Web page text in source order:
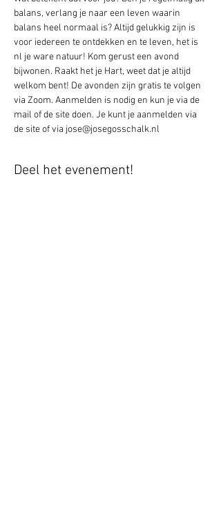
balans, verlang je naar een leven waarin
balans heel normaal is? Altijd gelukkig zijn is
voor iedereen te ontdekken en te leven, het is
nl je ware natuur! Kom gerust een avond
bijwonen. Raakt het je Hart, weet dat je altijd
welkom bent! De avonden zijn gratis te volgen
via Zoom. Aanmelden is nodig en kun je via de
mail of de site doen. Je kunt je aanmelden via
de site of via jose@josegosschalk.nl
Deel het evenement!